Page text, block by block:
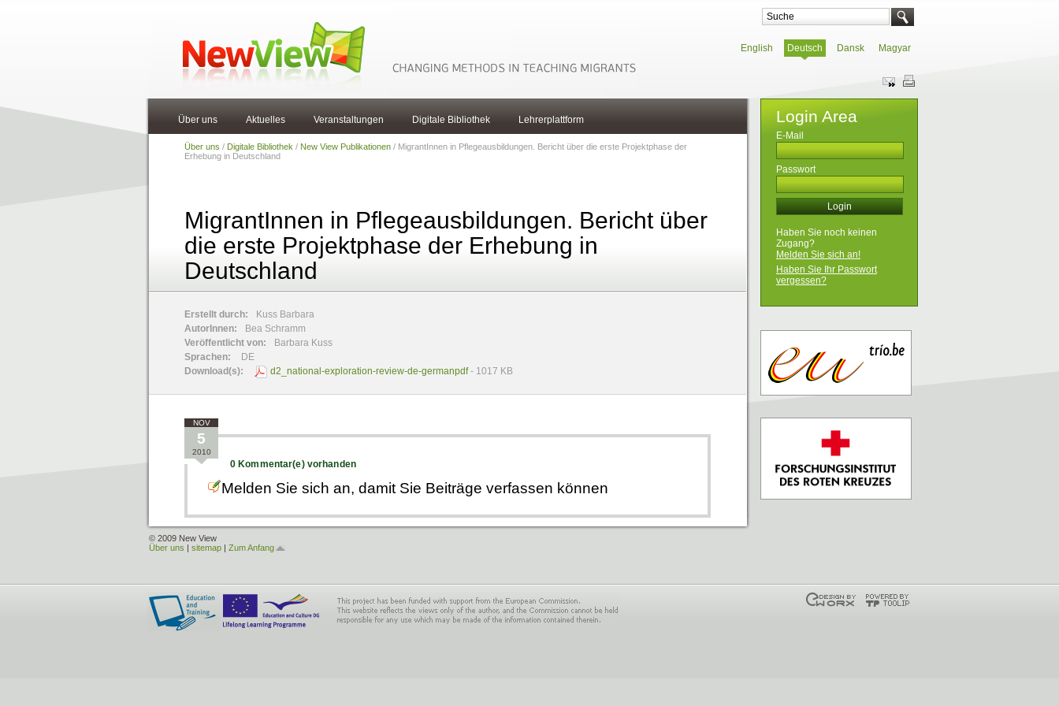
English Deutsch Dansk Magyar
Über uns Aktuelles Veranstaltungen Digitale Bibliothek Lehrerplattform
Über uns / Digitale Bibliothek / New View Publikationen / MigrantInnen in Pflegeausbildungen. Bericht über die erste Projektphase der
Erhebung in Deutschland
MigrantInnen in Pflegeausbildungen. Bericht über
die erste Projektphase der Erhebung in
Deutschland
Erstellt durch:
Kuss Barbara
AutorInnen:
Bea Schramm
Veröffentlicht von:
Barbara Kuss
Sprachen:
DE
Download(s):
d2_national-exploration-review-de-germanpdf- 1017 KB
NOV
5
2010
0 Kommentar(e) vorhanden
Melden Sie sich an, damit Sie Beiträge verfassen können
© 2009 New View
Über uns | sitemap | Zum Anfang
Login Area
E-Mail
Passwort
Haben Sie noch keinen
Zugang?
Melden Sie sich an!
Haben Sie Ihr Passwort
vergessen?